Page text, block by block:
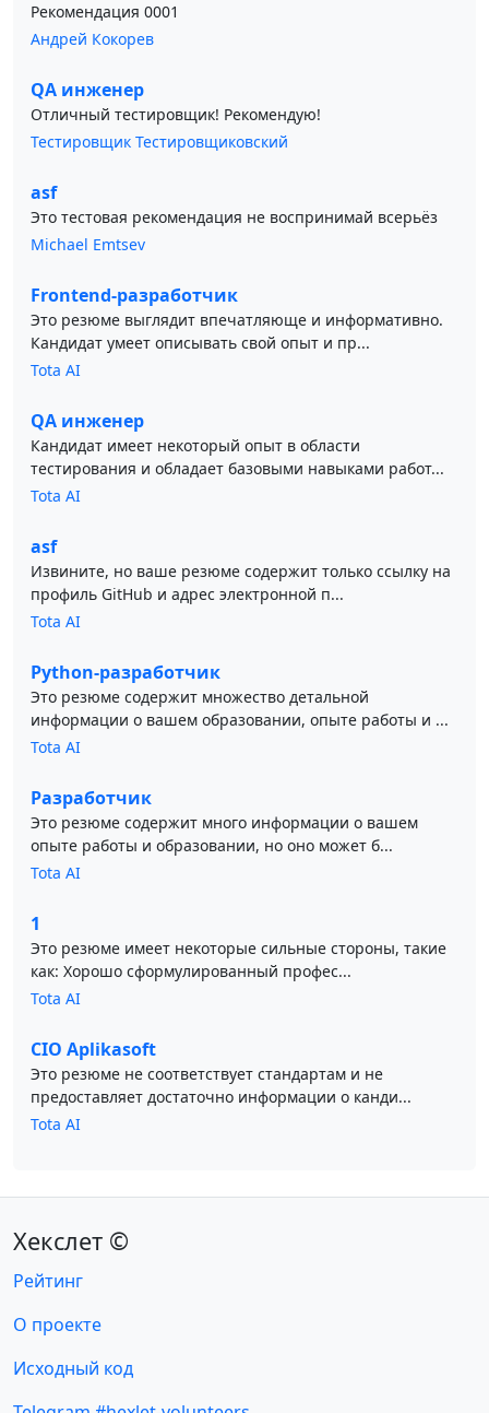
Рекомендация 0001
Андрей Кокорев
QA инженер
Отличный тестировщик! Рекомендую!
Тестировщик Тестировщиковский
asf
Это тестовая рекомендация не воспринимай всерьёз
Michael Emtsev
Frontend-разработчик
Это резюме выглядит впечатляюще и информативно.
Кандидат умеет описывать свой опыт и пр...
Tota AI
QA инженер
Кандидат имеет некоторый опыт в области
тестирования и обладает базовыми навыками работ...
Tota AI
asf
Извините, но ваше резюме содержит только ссылку на
профиль GitHub и адрес электронной п...
Tota AI
Python-разработчик
Это резюме содержит множество детальной
информации о вашем образовании, опыте работы и ...
Tota AI
Разработчик
Это резюме содержит много информации о вашем
опыте работы и образовании, но оно может б...
Tota AI
1
Это резюме имеет некоторые сильные стороны, такие
как: Хорошо сформулированный профес...
Tota AI
CIO Aplikasoft
Это резюме не соответствует стандартам и не
предоставляет достаточно информации о канди...
Tota AI
Хекслет ©
Рейтинг
О проекте
Исходный код